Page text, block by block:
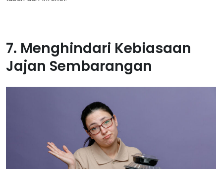
7. Menghindari Kebiasaan
Jajan Sembarangan